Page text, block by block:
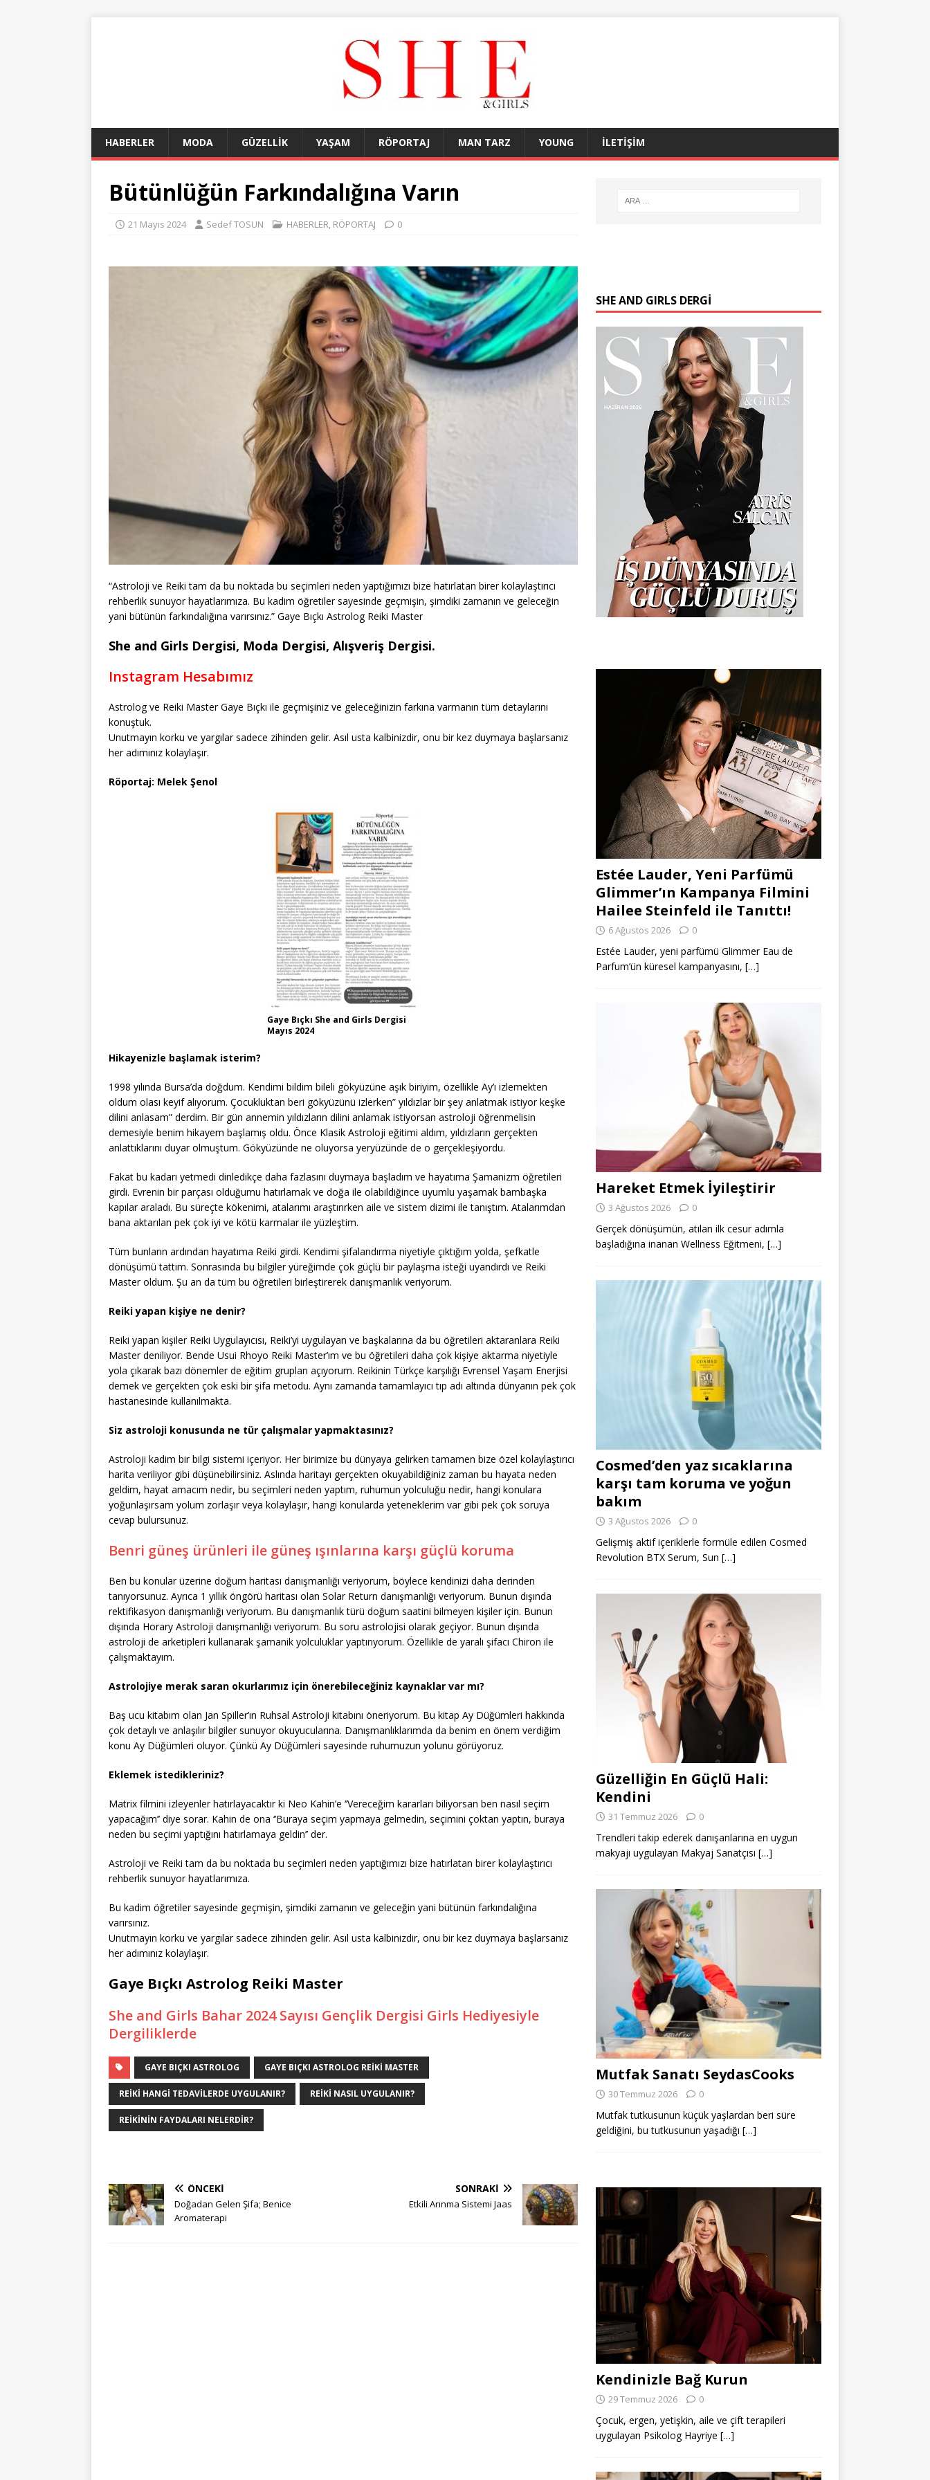
HABERLER MODA GÜZELLİK YAŞAM RÖPORTAJ MAN TARZ YOUNG İLETİŞİM
Bütünlüğün Farkındalığına Varın
21 Mayıs 2024 Sedef TOSUN HABERLER, RÖPORTAJ 0
“Astroloji ve Reiki tam da bu noktada bu seçimleri neden yaptığımızı bize hatırlatan birer kolaylaştırıcı
rehberlik sunuyor hayatlarımıza. Bu kadim öğretiler sayesinde geçmişin, şimdiki zamanın ve geleceğin
yani bütünün farkındalığına varırsınız.” Gaye Bıçkı Astrolog Reiki Master
She and Girls Dergisi, Moda Dergisi, Alışveriş Dergisi.
Instagram Hesabımız
Astrolog ve Reiki Master Gaye Bıçkı ile geçmişiniz ve geleceğinizin farkına varmanın tüm detaylarını
konuştuk.
Unutmayın korku ve yargılar sadece zihinden gelir. Asıl usta kalbinizdir, onu bir kez duymaya başlarsanız
her adımınız kolaylaşır.
Röportaj: Melek Şenol
Gaye Bıçkı She and Girls Dergisi
Mayıs 2024
Hikayenizle başlamak isterim?
1998 yılında Bursa’da doğdum. Kendimi bildim bileli gökyüzüne aşık biriyim, özellikle Ay’ı izlemekten
oldum olası keyif alıyorum. Çocukluktan beri gökyüzünü izlerken” yıldızlar bir şey anlatmak istiyor keşke
dilini anlasam” derdim. Bir gün annemin yıldızların dilini anlamak istiyorsan astroloji öğrenmelisin
demesiyle benim hikayem başlamış oldu. Önce Klasik Astroloji eğitimi aldım, yıldızların gerçekten
anlattıklarını duyar olmuştum. Gökyüzünde ne oluyorsa yeryüzünde de o gerçekleşiyordu.
Fakat bu kadarı yetmedi dinledikçe daha fazlasını duymaya başladım ve hayatıma Şamanizm öğretileri
girdi. Evrenin bir parçası olduğumu hatırlamak ve doğa ile olabildiğince uyumlu yaşamak bambaşka
kapılar araladı. Bu süreçte kökenimi, atalarımı araştırırken aile ve sistem dizimi ile tanıştım. Atalarımdan
bana aktarılan pek çok iyi ve kötü karmalar ile yüzleştim.
Tüm bunların ardından hayatıma Reiki girdi. Kendimi şifalandırma niyetiyle çıktığım yolda, şefkatle
dönüşümü tattım. Sonrasında bu bilgiler yüreğimde çok güçlü bir paylaşma isteği uyandırdı ve Reiki
Master oldum. Şu an da tüm bu öğretileri birleştirerek danışmanlık veriyorum.
Reiki yapan kişiye ne denir?
Reiki yapan kişiler Reiki Uygulayıcısı, Reiki’yi uygulayan ve başkalarına da bu öğretileri aktaranlara Reiki
Master deniliyor. Bende Usui Rhoyo Reiki Master’ım ve bu öğretileri daha çok kişiye aktarma niyetiyle
yola çıkarak bazı dönemler de eğitim grupları açıyorum. Reikinin Türkçe karşılığı Evrensel Yaşam Enerjisi
demek ve gerçekten çok eski bir şifa metodu. Aynı zamanda tamamlayıcı tıp adı altında dünyanın pek çok
hastanesinde kullanılmakta.
Siz astroloji konusunda ne tür çalışmalar yapmaktasınız?
Astroloji kadim bir bilgi sistemi içeriyor. Her birimize bu dünyaya gelirken tamamen bize özel kolaylaştırıcı
harita veriliyor gibi düşünebilirsiniz. Aslında haritayı gerçekten okuyabildiğiniz zaman bu hayata neden
geldim, hayat amacım nedir, bu seçimleri neden yaptım, ruhumun yolculuğu nedir, hangi konulara
yoğunlaşırsam yolum zorlaşır veya kolaylaşır, hangi konularda yeteneklerim var gibi pek çok soruya
cevap bulursunuz.
Benri güneş ürünleri ile güneş ışınlarına karşı güçlü koruma
Ben bu konular üzerine doğum haritası danışmanlığı veriyorum, böylece kendinizi daha derinden
tanıyorsunuz. Ayrıca 1 yıllık öngörü haritası olan Solar Return danışmanlığı veriyorum. Bunun dışında
rektifikasyon danışmanlığı veriyorum. Bu danışmanlık türü doğum saatini bilmeyen kişiler için. Bunun
dışında Horary Astroloji danışmanlığı veriyorum. Bu soru astrolojisi olarak geçiyor. Bunun dışında
astroloji de arketipleri kullanarak şamanik yolculuklar yaptırıyorum. Özellikle de yaralı şifacı Chiron ile
çalışmaktayım.
Astrolojiye merak saran okurlarımız için önerebileceğiniz kaynaklar var mı?
Baş ucu kitabım olan Jan Spiller’ın Ruhsal Astroloji kitabını öneriyorum. Bu kitap Ay Düğümleri hakkında
çok detaylı ve anlaşılır bilgiler sunuyor okuyucularına. Danışmanlıklarımda da benim en önem verdiğim
konu Ay Düğümleri oluyor. Çünkü Ay Düğümleri sayesinde ruhumuzun yolunu görüyoruz.
Eklemek istedikleriniz?
Matrix filmini izleyenler hatırlayacaktır ki Neo Kahin’e ‘’Vereceğim kararları biliyorsan ben nasıl seçim
yapacağım’’ diye sorar. Kahin de ona ‘’Buraya seçim yapmaya gelmedin, seçimini çoktan yaptın, buraya
neden bu seçimi yaptığını hatırlamaya geldin’’ der.
Astroloji ve Reiki tam da bu noktada bu seçimleri neden yaptığımızı bize hatırlatan birer kolaylaştırıcı
rehberlik sunuyor hayatlarımıza.
Bu kadim öğretiler sayesinde geçmişin, şimdiki zamanın ve geleceğin yani bütünün farkındalığına
varırsınız.
Unutmayın korku ve yargılar sadece zihinden gelir. Asıl usta kalbinizdir, onu bir kez duymaya başlarsanız
her adımınız kolaylaşır.
Gaye Bıçkı Astrolog Reiki Master
She and Girls Bahar 2024 Sayısı Gençlik Dergisi Girls Hediyesiyle
Dergiliklerde
GAYE BIÇKI ASTROLOG GAYE BIÇKI ASTROLOG REIKI MASTER
REIKI HANGI TEDAVILERDE UYGULANIR? REIKI NASIL UYGULANIR?
REIKININ FAYDALARI NELERDIR?
ÖNCEKI
Doğadan Gelen Şifa; Benice
Aromaterapi
SONRAKI
Etkili Arınma Sistemi Jaas
SHE AND GIRLS DERGİ
Estée Lauder, Yeni Parfümü
Glimmer’ın Kampanya Filmini
Hailee Steinfeld ile Tanıttı!
6 Ağustos 2026 0
Estée Lauder, yeni parfümü Glimmer Eau de
Parfum’ün küresel kampanyasını, […]
Hareket Etmek İyileştirir
3 Ağustos 2026 0
Gerçek dönüşümün, atılan ilk cesur adımla
başladığına inanan Wellness Eğitmeni, […]
Cosmed’den yaz sıcaklarına
karşı tam koruma ve yoğun
bakım
3 Ağustos 2026 0
Gelişmiş aktif içeriklerle formüle edilen Cosmed
Revolution BTX Serum, Sun […]
Güzelliğin En Güçlü Hali:
Kendini
31 Temmuz 2026 0
Trendleri takip ederek danışanlarına en uygun
makyajı uygulayan Makyaj Sanatçısı […]
Mutfak Sanatı SeydasCooks
30 Temmuz 2026 0
Mutfak tutkusunun küçük yaşlardan beri süre
geldiğini, bu tutkusunun yaşadığı […]
Kendinizle Bağ Kurun
29 Temmuz 2026 0
Çocuk, ergen, yetişkin, aile ve çift terapileri
uygulayan Psikolog Hayriye […]